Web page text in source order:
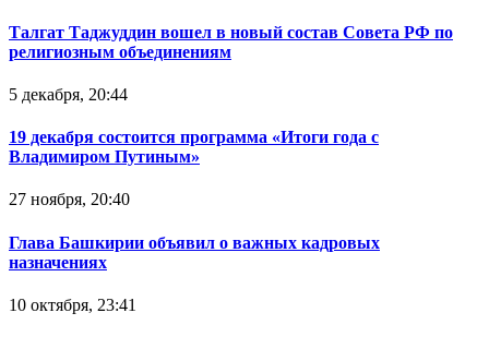
Талгат Таджуддин вошел в новый состав Совета РФ по
религиозным объединениям
5 декабря, 20:44
19 декабря состоится программа «Итоги года с
Владимиром Путиным»
27 ноября, 20:40
Глава Башкирии объявил о важных кадровых
назначениях
10 октября, 23:41